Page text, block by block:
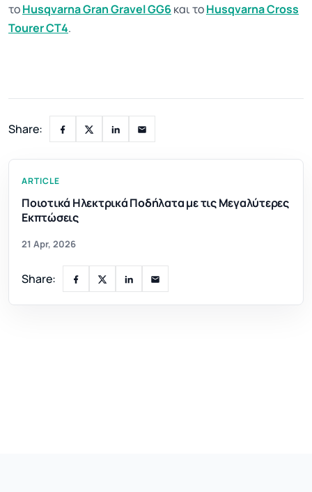
τοHusqvarna Gran Gravel GG6 και τοHusqvarna Cross
Tourer CT4.
Share:
ARTICLE
Ποιοτικά Ηλεκτρικά Ποδήλατα με τις Μεγαλύτερες
Εκπτώσεις
21 Apr, 2026
Share: